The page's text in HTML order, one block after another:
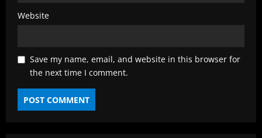
Website
Save my name, email, and website in this browser for
the next time I comment.